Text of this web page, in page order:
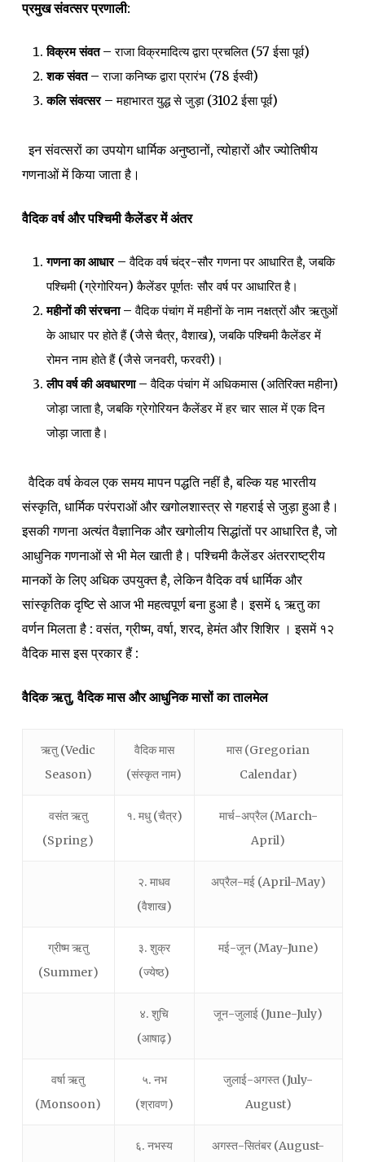
प्रमुख संवत्सर प्रणाली:
विक्रम संवत – राजा विक्रमादित्य द्वारा प्रचलित (57 ईसा पूर्व)
शक संवत – राजा कनिष्क द्वारा प्रारंभ (78 ईस्वी)
कलि संवत्सर – महाभारत युद्ध से जुड़ा (3102 ईसा पूर्व)
इन संवत्सरों का उपयोग धार्मिक अनुष्ठानों, त्योहारों और ज्योतिषीय
गणनाओं में किया जाता है।
वैदिक वर्ष और पश्चिमी कैलेंडर में अंतर
गणना का आधार – वैदिक वर्ष चंद्र-सौर गणना पर आधारित है, जबकि
पश्चिमी (ग्रेगोरियन) कैलेंडर पूर्णतः सौर वर्ष पर आधारित है।
महीनों की संरचना – वैदिक पंचांग में महीनों के नाम नक्षत्रों और ऋतुओं
के आधार पर होते हैं (जैसे चैत्र, वैशाख), जबकि पश्चिमी कैलेंडर में
रोमन नाम होते हैं (जैसे जनवरी, फरवरी)।
लीप वर्ष की अवधारणा – वैदिक पंचांग में अधिकमास (अतिरिक्त महीना)
जोड़ा जाता है, जबकि ग्रेगोरियन कैलेंडर में हर चार साल में एक दिन
जोड़ा जाता है।
वैदिक वर्ष केवल एक समय मापन पद्धति नहीं है, बल्कि यह भारतीय
संस्कृति, धार्मिक परंपराओं और खगोलशास्त्र से गहराई से जुड़ा हुआ है।
इसकी गणना अत्यंत वैज्ञानिक और खगोलीय सिद्धांतों पर आधारित है, जो
आधुनिक गणनाओं से भी मेल खाती है। पश्चिमी कैलेंडर अंतरराष्ट्रीय
मानकों के लिए अधिक उपयुक्त है, लेकिन वैदिक वर्ष धार्मिक और
सांस्कृतिक दृष्टि से आज भी महत्वपूर्ण बना हुआ है। इसमें ६ ऋतु का
वर्णन मिलता है : वसंत, ग्रीष्म, वर्षा, शरद, हेमंत और शिशिर । इसमें १२
वैदिक मास इस प्रकार हैं :
वैदिक ऋतु, वैदिक मास और आधुनिक मासों का तालमेल
ऋतु (Vedic
Season)
वैदिक मास
(संस्कृत नाम)
मास (Gregorian
Calendar)
वसंत ऋतु
(Spring)
१. मधु (चैत्र)
मार्च-अप्रैल (March-
April)
२. माधव
(वैशाख)
अप्रैल-मई (April-May)
ग्रीष्म ऋतु
(Summer)
३. शुक्र
(ज्येष्ठ)
मई-जून (May-June)
४. शुचि
(आषाढ़)
जून-जुलाई (June-July)
वर्षा ऋतु
(Monsoon)
५. नभ
(श्रावण)
जुलाई-अगस्त (July-
August)
६. नभस्य
अगस्त-सितंबर (August-